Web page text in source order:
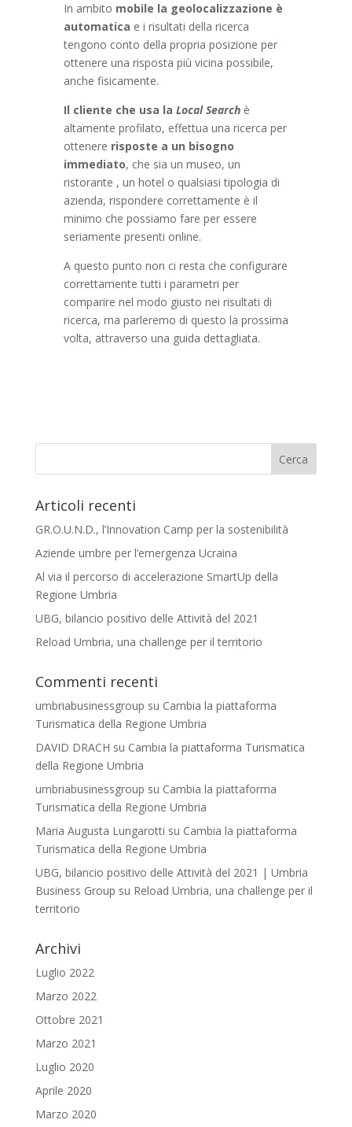
In ambito mobile la geolocalizzazione è
automatica e i risultati della ricerca
tengono conto della propria posizione per
ottenere una risposta più vicina possibile,
anche fisicamente.
Il cliente che usa la Local Searchè
altamente profilato, effettua una ricerca per
ottenere risposte a un bisogno
immediato, che sia un museo, un
ristorante , un hotel o qualsiasi tipologia di
azienda, rispondere correttamente è il
minimo che possiamo fare per essere
seriamente presenti online.
A questo punto non ci resta che configurare
correttamente tutti i parametri per
comparire nel modo giusto nei risultati di
ricerca, ma parleremo di questo la prossima
volta, attraverso una guida dettagliata.
Articoli recenti
GR.O.U.N.D., l’Innovation Camp per la sostenibilità
Aziende umbre per l’emergenza Ucraina
Al via il percorso di accelerazione SmartUp della
Regione Umbria
UBG, bilancio positivo delle Attività del 2021
Reload Umbria, una challenge per il territorio
Commenti recenti
umbriabusinessgroup su Cambia la piattaforma
Turismatica della Regione Umbria
DAVID DRACH su Cambia la piattaforma Turismatica
della Regione Umbria
umbriabusinessgroup su Cambia la piattaforma
Turismatica della Regione Umbria
Maria Augusta Lungarotti su Cambia la piattaforma
Turismatica della Regione Umbria
UBG, bilancio positivo delle Attività del 2021 | Umbria
Business Group su Reload Umbria, una challenge per il
territorio
Archivi
Luglio 2022
Marzo 2022
Ottobre 2021
Marzo 2021
Luglio 2020
Aprile 2020
Marzo 2020